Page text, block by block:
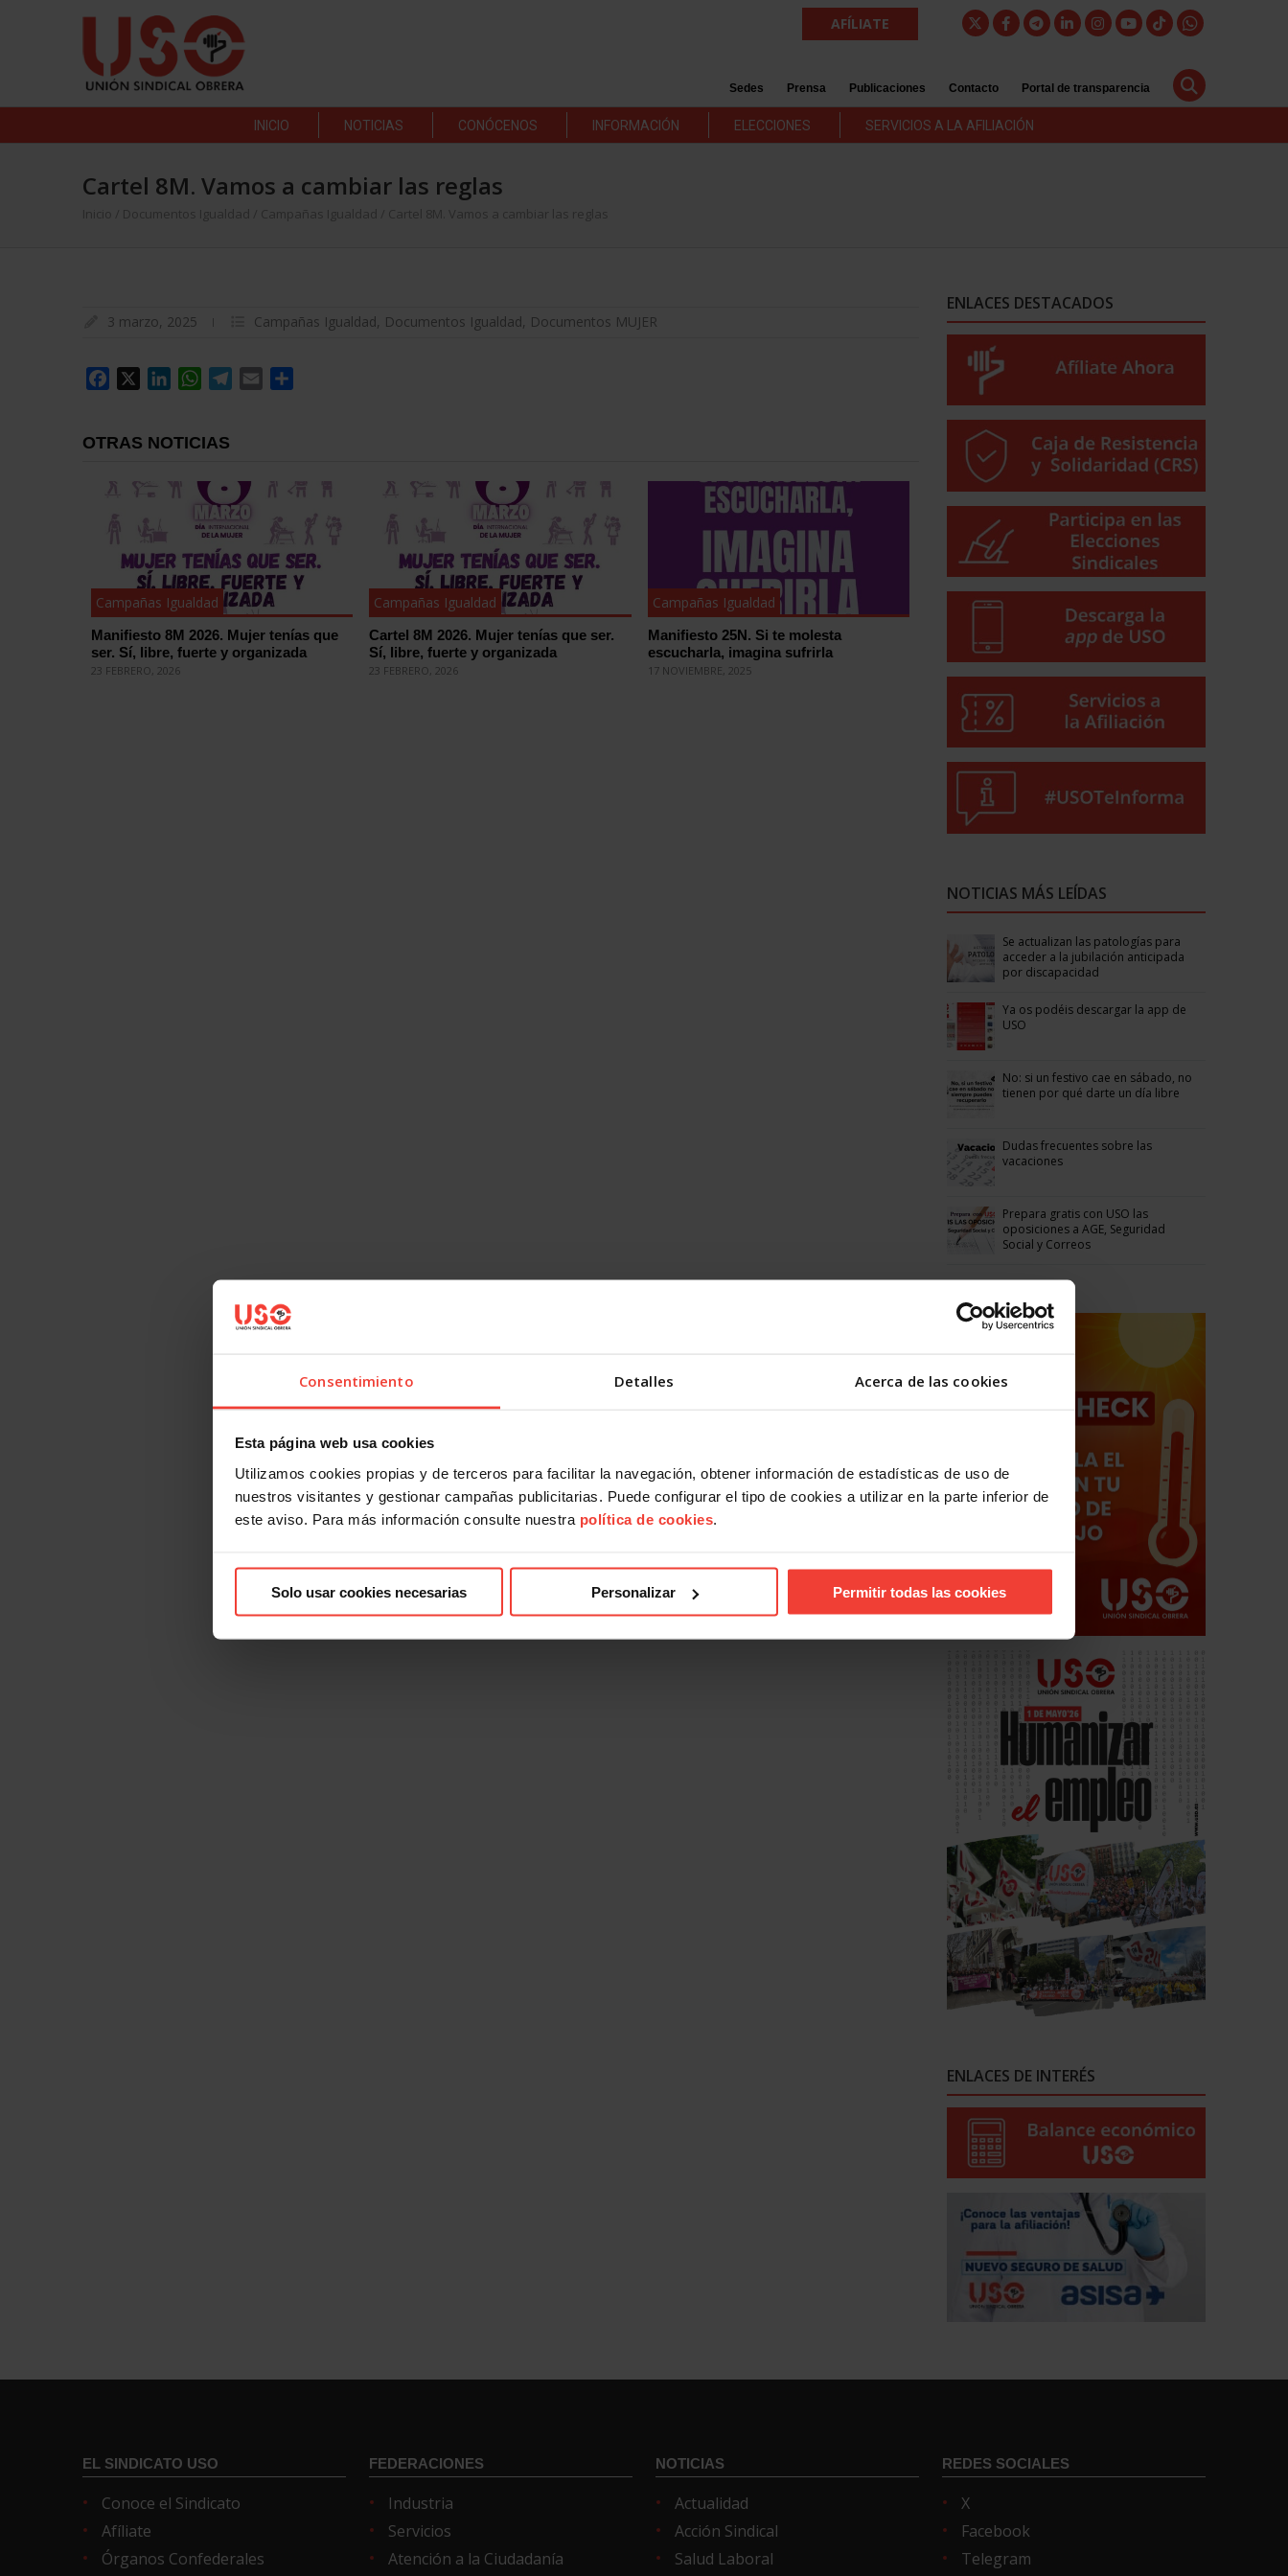
Consentimiento Detalles Acerca de las cookies
Esta página web usa cookies
Utilizamos cookies propias y de terceros para facilitar la navegación, obtener información de estadísticas de uso de
nuestros visitantes y gestionar campañas publicitarias. Puede configurar el tipo de cookies a utilizar en la parte inferior de
este aviso. Para más información consulte nuestra política de cookies.
Solo usar cookies necesarias Personalizar Permitir todas las cookies
AFÍLIATE
Sedes Prensa Publicaciones Contacto Portal de transparencia
INICIO NOTICIAS CONÓCENOS INFORMACIÓN ELECCIONES SERVICIOS A LA AFILIACIÓN
Cartel 8M. Vamos a cambiar las reglas
Inicio Documentos Igualdad Campañas Igualdad Cartel 8M. Vamos a cambiar las reglas
3 marzo, 2025 Campañas Igualdad, Documentos Igualdad, Documentos MUJER
Facebook LinkedInWhatsApp
Telegram
Email
OTRAS NOTICIAS
Campañas Igualdad
Manifiesto 8M 2026. Mujer tenías que
ser. Sí, libre, fuerte y organizada
23 FEBRERO, 2026
Campañas Igualdad
Cartel 8M 2026. Mujer tenías que ser.
Sí, libre, fuerte y organizada
23 FEBRERO, 2026
Campañas Igualdad
Manifiesto 25N. Si te molesta
escucharla, imagina sufrirla
17 NOVIEMBRE, 2025
ENLACES DESTACADOS
NOTICIAS MÁS LEÍDAS
Se actualizan las patologías para
acceder a la jubilación anticipada
por discapacidad
Ya os podéis descargar la app de
USO
No: si un festivo cae en sábado, no
tienen por qué darte un día libre
Dudas frecuentes sobre las
vacaciones
Prepara gratis con USO las
oposiciones a AGE, Seguridad
Social y Correos
ENLACES DE INTERÉS
EL SINDICATO USO
Conoce el Sindicato
Afíliate
Órganos Confederales
FEDERACIONES
Industria
Servicios
Atención a la Ciudadanía
NOTICIAS
Actualidad
Acción Sindical
Salud Laboral
REDES SOCIALES
X
Facebook
Telegram